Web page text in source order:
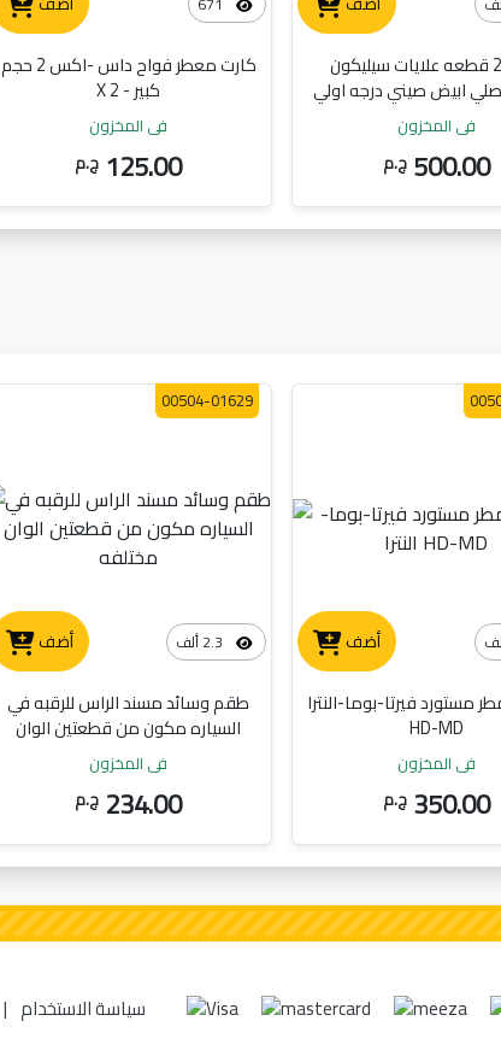
طقم 2 قطعه علايات سيليكون
اولي
في المخزون
500.00 ج.م
كارت معطر فواح داس -اكس 2 حجم
كبير - X 2
في المخزون
125.00 ج.م
أضف
مستورد فيرتا-بوما-النترا
HD-MD
في المخزون
350.00 ج.م
أضف
00504-01629
طقم وسائد مسند الراس للرقبه في
السياره مكون من قطعتين الوان
مختلفه
في المخزون
234.00 ج.م
سياسة الاستخدام |